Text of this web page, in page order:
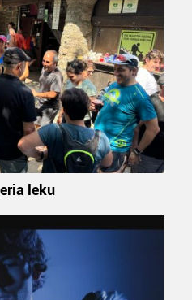
leku